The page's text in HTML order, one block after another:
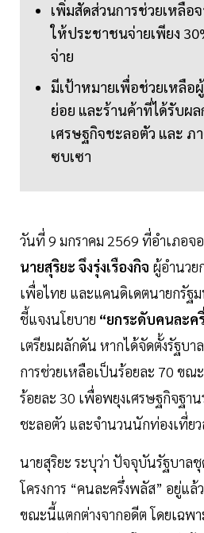
เพิ่มสัดส่วนการช่วยเหลือ
ให้ประชาชนจ่ายเพียง
จ่าย
มีเป้าหมายเพื่อช่วยเหลือ
ย่อย และร้านค้าที่ได้รับผ
เศรษฐกิจชะลอตัว และ ภ
ซบเซา
วันที่ 9 มกราคม 2569 ที่อำเภอจ
นายสุริยะ จึงรุ่งเรืองกิจ ผู้อำนวย
เพื่อไทย และแคนดิเดตนายกรัฐ
ชี้แจงนโยบาย “ยกระดับคนละค
เตรียมผลักดัน หากได้จัดตั้งรัฐบา
การช่วยเหลือเป็นร้อยละ 70 ขณ
ร้อยละ 30 เพื่อพยุงเศรษฐกิจฐา
ชะลอตัว และจำนวนนักท่องเที่ย
นายสุริยะ ระบุว่า ปัจจุบันรัฐบาล
โครงการ “คนละครึ่งพลัส” อยู่แ
ขณะนี้แตกต่างจากอดีต โดยเฉพ